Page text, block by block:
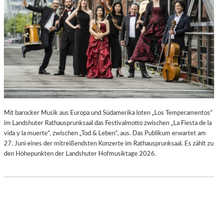
–
A
U
S
S
T
E
L
L
U
G
S
B
E
R
C
B
I
R
G
I
T
M
I
N
I
C
H
M
A
Y
Mit barocker Musik aus Europa und Südamerika loten „Los Temperamentos“
im Landshuter Rathausprunksaal das Festivalmotto zwischen „La Fiesta de la
vida y la muerte“, zwischen „Tod & Leben“, aus. Das Publikum erwartet am
27. Juni eines der mitreißendsten Konzerte im Rathausprunksaal. Es zählt zu
den Höhepunkten der Landshuter Hofmusiktage 2026.